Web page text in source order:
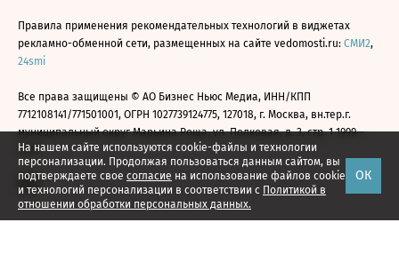
На нашем сайте используются cookie-файлы и технологии
персонализации. Продолжая пользоваться данным сайтом, вы
подтверждаете свое согласие на использование файлов cookie
и технологий персонализации в соответствии с Политикой в
отношении обработки персональных данных.
ОК
Правила применения рекомендательных технологий в виджетах
рекламно-обменной сети, размещенных на сайте vedomosti.ru: СМИ2,
24smi
Все права защищены © АО Бизнес Ньюс Медиа, ИНН/КПП
7712108141/771501001, ОГРН 1027739124775, 127018, г. Москва, вн.тер.г.
муниципальный округ Марьина Роща, ул. Полковая, д. 3, стр. 1 1999—
2026